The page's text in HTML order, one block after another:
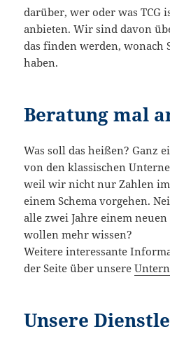
darüber, wer oder was TCG
anbieten. Wir sind davon
das finden werden, wonach
haben.
Beratung mal
Was soll das heißen? Ganz
von den klassi­schen
weil wir nicht nur Zahlen
einem Schema vorgehen.
alle zwei Jahre einem
wollen mehr wissen?
Weitere inter­es­sante
der Seite über unsere
Unsere